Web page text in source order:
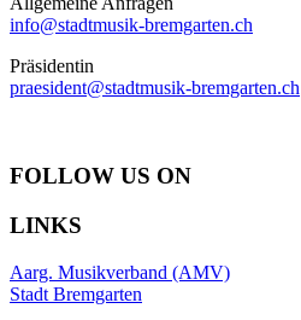
info@stadtmusik-bremgarten.ch
Präsidentin
praesident@stadtmusik-bremgarten.ch
FOLLOW US ON
LINKS
Aarg. Musikverband (AMV)
Stadt Bremgarten